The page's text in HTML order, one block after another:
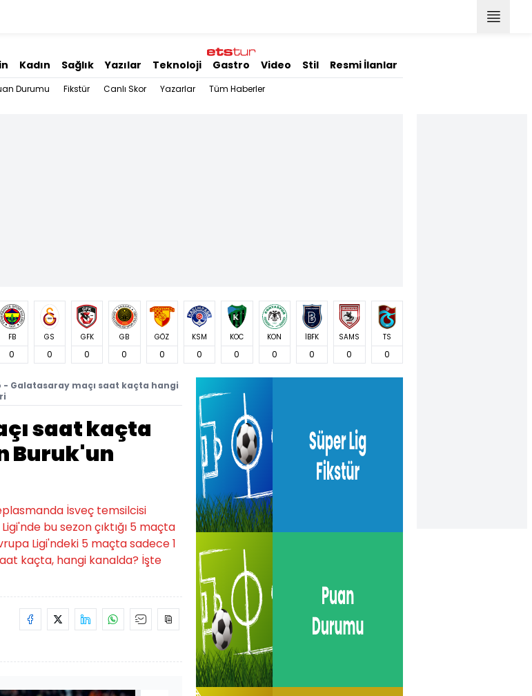
Kadın Sağlık Yazılar Teknoloji Gastro Video Stil Resmi İlanlar
Durumu Fikstür Canlı Skor Yazarlar Tüm Haberler
FB
0
GS
0
GFK
0
GB
0
GÖZ
0
KSM
0
KOC
0
KON
0
İBFK
0
SAMS
0
TS
0
- Galatasaray maçı saat kaçta hangi
saat kaçta
Buruk'un
İsveç temsilcisi
bu sezon çıktığı 5 maçta
Ligi'ndeki 5 maçta sadece 1
kaçta, hangi kanalda? İşte